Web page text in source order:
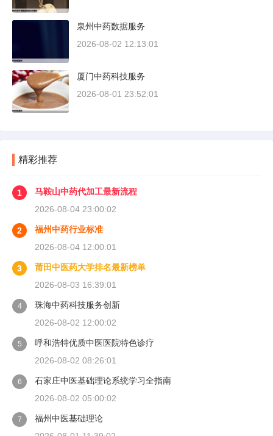
泉州中药数据服务
2026-08-02 12:13:01
厦门中药科技服务
2026-08-01 23:52:01
精彩推荐
1
马鞍山中药代加工最新流程
2026-08-04 23:00:02
2
福州中药行业标准
2026-08-04 12:00:01
3
莆田中医药大学排名最新榜单
2026-08-03 16:39:01
4
珠海中药科技服务创新
2026-08-02 12:00:02
5
呼和浩特优质中医医院特色诊疗
2026-08-02 08:26:01
6
石家庄中医基础理论系统学习全指南
2026-08-02 05:00:02
7
福州中医基础理论